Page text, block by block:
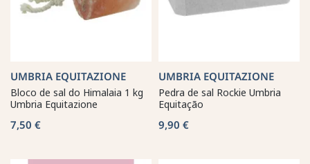
UMBRIA EQUITAZIONE
Bloco de sal do Himalaia 1 kg
Umbria Equitazione
7,50 €
UMBRIA EQUITAZIONE
Pedra de sal Rockie Umbria
Equitação
9,90 €